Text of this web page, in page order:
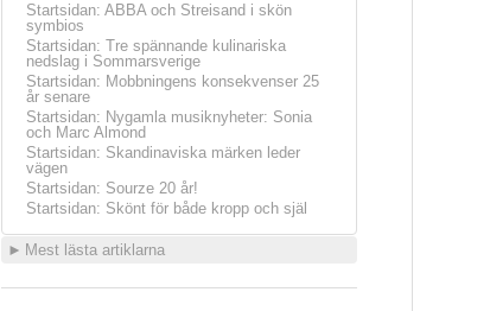
Startsidan: ABBA och Streisand i skön
symbios
Startsidan: Tre spännande kulinariska
nedslag i Sommarsverige
Startsidan: Mobbningens konsekvenser 25
år senare
Startsidan: Nygamla musiknyheter: Sonia
och Marc Almond
Startsidan: Skandinaviska märken leder
vägen
Startsidan: Sourze 20 år!
Startsidan: Skönt för både kropp och själ
► Mest lästa artiklarna